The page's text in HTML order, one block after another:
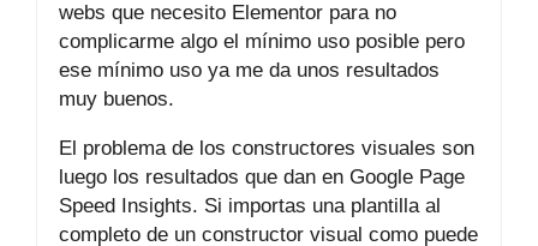
webs que necesito Elementor para no
complicarme algo el mínimo uso posible pero
ese mínimo uso ya me da unos resultados
muy buenos.
El problema de los constructores visuales son
luego los resultados que dan en Google Page
Speed Insights. Si importas una plantilla al
completo de un constructor visual como puede